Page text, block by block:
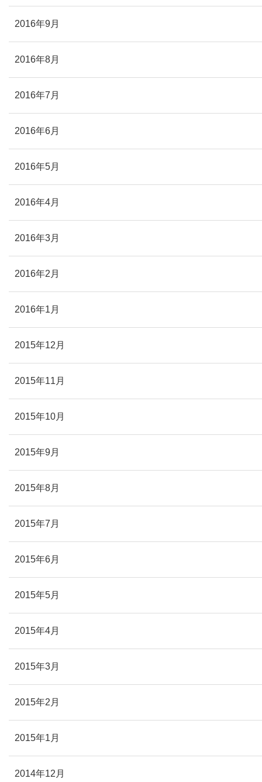
2016年9月
2016年8月
2016年7月
2016年6月
2016年5月
2016年4月
2016年3月
2016年2月
2016年1月
2015年12月
2015年11月
2015年10月
2015年9月
2015年8月
2015年7月
2015年6月
2015年5月
2015年4月
2015年3月
2015年2月
2015年1月
2014年12月